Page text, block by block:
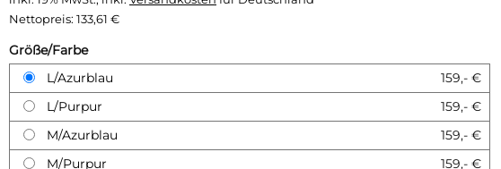
Nettopreis: 133,61 €
Größe/Farbe
L/Azurblau
159,- €
L/Purpur
159,- €
M/Azurblau
159,- €
M/Purpur
159,- €